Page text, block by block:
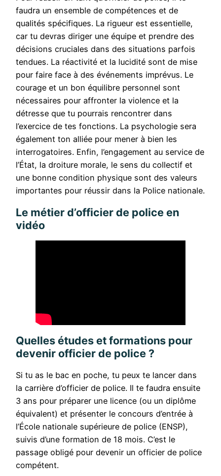
faudra un ensemble de compétences et de
qualités spécifiques. La rigueur est essentielle,
car tu devras diriger une équipe et prendre des
décisions cruciales dans des situations parfois
tendues. La réactivité et la lucidité sont de mise
pour faire face à des événements imprévus. Le
courage et un bon équilibre personnel sont
nécessaires pour affronter la violence et la
détresse que tu pourrais rencontrer dans
l’exercice de tes fonctions. La psychologie sera
également ton alliée pour mener à bien les
interrogatoires. Enfin, l’engagement au service de
l’État, la droiture morale, le sens du collectif et
une bonne condition physique sont des valeurs
importantes pour réussir dans la Police nationale.
Le métier d’officier de police en
vidéo
Quelles études et formations pour
devenir officier de police ?
Si tu as le bac en poche, tu peux te lancer dans
la carrière d’officier de police. Il te faudra ensuite
3 ans pour préparer une licence (ou un diplôme
équivalent) et présenter le concours d’entrée à
l’École nationale supérieure de police (ENSP),
suivis d’une formation de 18 mois. C’est le
passage obligé pour devenir un officier de police
compétent.